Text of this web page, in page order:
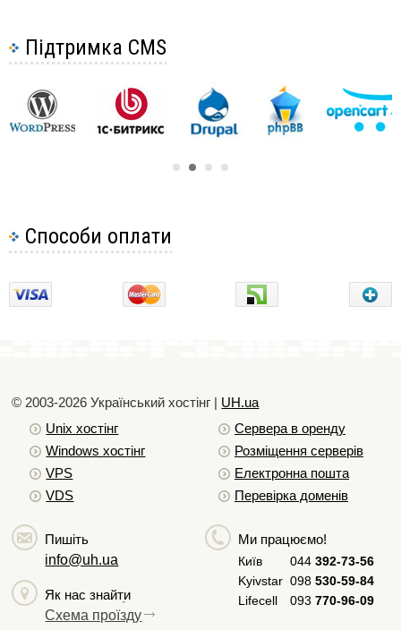
але при цьому коротку і легко запам'ятовується.
доменна зона
, в якій ви хочете
зареєструвати домен, вільна, однак на даний момент
існує величезна кількість доменних зон, які ви можете
напевно домен з необхідною назвою не буде
Якщо потрібно зареєструвати конкретний домен, який
вже зайнятий, можна спробувати зв'язатися з
ним про купівлю необхідного домену.
придбання доменного імені в зоні .kyiv.ua або .kiev.ua.
У більшості випадків доменне ім'я купується на 1 рік,
після чого продовжується при необхідності, але якщо
ви впевнені в тому, що ваш бізнес буде розвиватися,
рекомендується купувати домен на більший період,
тому що пошукові системи більш лояльно ставляться
до сайтів з доменними іменами, період реєстрації яких
більше року, що має на увазі серйозні наміри власника
сайту.
У випадку, якщо назва доменного імені повинна
Підтримка CMS
Способи оплати
© 2003-2026 Український хостiнг | UH.ua
Unix хостiнг
Windows хостiнг
VPS
VDS
Сервера в оренду
Розміщення серверів
Електронна пошта
Перевірка доменів
Пишіть
info@uh.ua
Як нас знайти
Схема проїзду
Ми працюємо!
Київ 044 392-73-56
Kyivstar 098 530-59-84
Lifecell
093 770-96-09